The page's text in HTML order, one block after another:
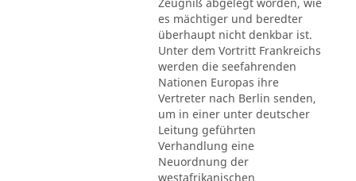
es mächtiger und beredter
überhaupt nicht denkbar ist.
Unter dem Vortritt Frankreichs
werden die seefahrenden
Nationen Europas ihre
Vertreter nach Berlin senden,
um in einer unter deutscher
Leitung geführten
Verhandlung eine
Neuordnung der
westafrikanischen